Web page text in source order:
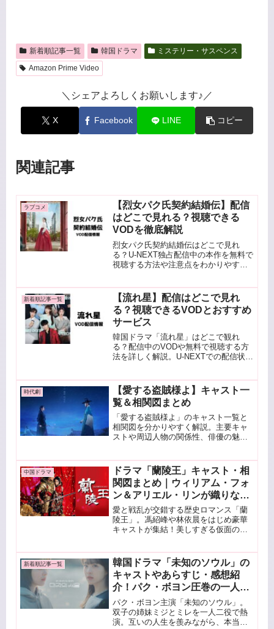
新着順記事一覧 韓国ドラマ
ミステリー・サスペンス
Amazon Prime Video
＼シェアよろしくお願いします♪／
X Facebook LINE コピー
関連記事
ラブコメ
【烈女パク氏契約結婚伝】配信
はどこで見れる？視聴できる
VODを徹底解説
烈女パク氏契約結婚伝はどこで見れ
る？U-NEXT独占配信中の本作を無料で
視聴する方法や注意点をわかりやすく
新着順記事一覧
【流れ星】配信はどこで見れ
る？視聴できるVODとおすすめ
サービス
韓国ドラマ「流れ星」はどこで観れ
る？配信中のVODや無料で視聴する方
法を詳しく解説。U-NEXTでの配信状況
時代劇
【愛する盗賊様よ】キャスト一
覧＆相関図まとめ
「愛する盗賊様よ」のキャスト一覧と
相関図を分かりやすく解説。主要キャ
ストや周辺人物の関係性、俳優の魅力
中国ドラマ
ドラマ「蘭陵王」キャスト・相
関図まとめ｜ウィリアム・フォ
ン＆アリエル・リンが織りなす
切ない愛
愛と戦乱が交錯する歴史ロマンス「蘭
陵王」。馮紹峰や林依晨をはじめ豪華
キャストが集結！美しすぎる仮面の武
新着順記事一覧
韓国ドラマ「未知のソウル」の
キャストやあらすじ・感想紹
介！パク・ボヨン圧巻の一人二
役
パク・ボヨン主演「未知のソウル」。
双子の姉妹ミジとミレを一人二役で熱
演。互いの人生を羨みながら、本当の